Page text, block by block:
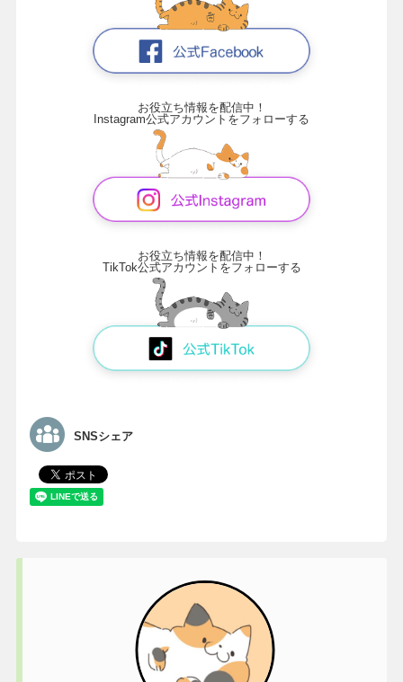
お役立ち情報を配信中！
Instagram公式アカウントをフォローする
お役立ち情報を配信中！
TikTok公式アカウントをフォローする
SNSシェア